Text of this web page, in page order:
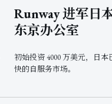
Runway 进军日
东京办公室
初始投资 4000 万美元，日
快的自服务市场。